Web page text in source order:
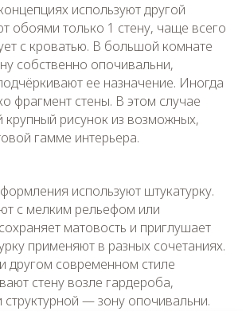
используют другой
обоями только 1 стену, чаще всего
с кроватью. В большой комнате
собственно опочивальни,
ее назначение. Иногда
фрагмент стены. В этом случае
рисунок из возможных,
гамме интерьера.
используют штукатурку.
с мелким рельефом или
матовость и приглушает
применяют в разных сочетаниях.
другом современном стиле
стену возле гардероба,
— зону опочивальни.